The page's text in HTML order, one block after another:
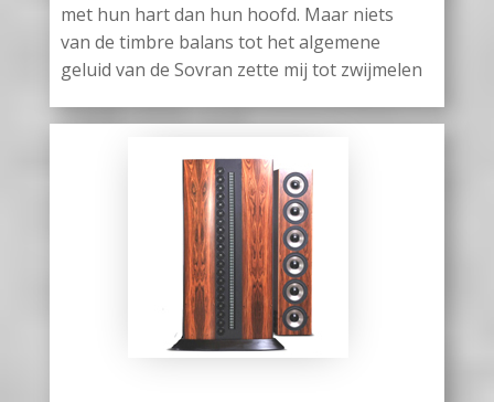
met hun hart dan hun hoofd. Maar niets
van de timbre balans tot het algemene
geluid van de Sovran zette mij tot zwijmelen